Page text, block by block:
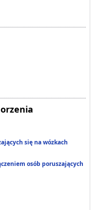
się na wózkach
osób poruszających